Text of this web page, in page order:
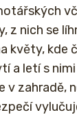
z nich se
květy, kde
a letí s
v zahradě,